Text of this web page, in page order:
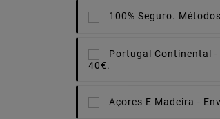
100% Seguro.
Portugal Continental -
40€.
Açores E Madeira -